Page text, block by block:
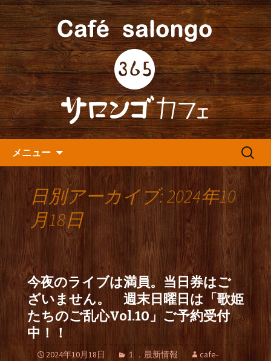
人形町の『365(サロンゴ)カフ
ェ』よりお知らせ
人形町の音楽カフェ『365カフェ』より
最新情報をお届けします。
メニュー
検
日別アーカイブ: 2024年10
月18日
今夜のライブは満員。当日券はご
ざいません。 週末日曜日は「歌姫
たちのご乱心Vol.10」ご予約受付
中！！
2024年10月18日 １．最新情報
cafe-